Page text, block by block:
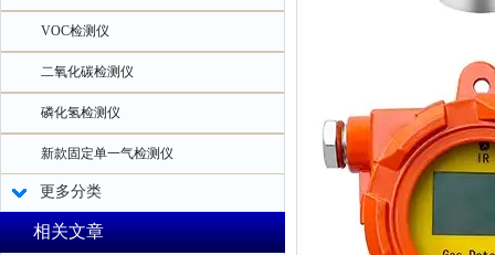
VOC检测仪
二氧化碳检测仪
磷化氢检测仪
新款固定单一气检测仪
更多分类
相关文章